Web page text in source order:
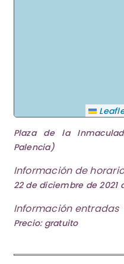
Plaza de la
Palencia)
Información de
22 de diciembre de 2021
Información entradas
Precio: gratuito